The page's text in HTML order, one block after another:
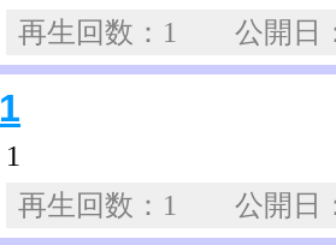
再生回数：1 公開
1
1
再生回数：1 公開